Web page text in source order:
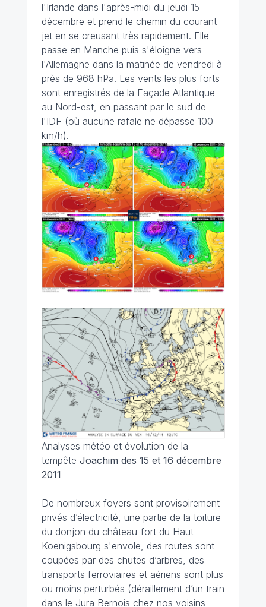
l'Irlande dans l'après-midi du jeudi 15
décembre et prend le chemin du courant
jet en se creusant très rapidement. Elle
passe en Manche puis s'éloigne vers
l'Allemagne dans la matinée de vendredi à
près de 968 hPa. Les vents les plus forts
sont enregistrés de la Façade Atlantique
au Nord-est, en passant par le sud de
l'IDF (où aucune rafale ne dépasse 100
km/h).
Analyses météo et évolution de la
tempête Joachim des 15 et 16 décembre
2011
De nombreux foyers sont provisoirement
privés d’électricité, une partie de la toiture
du donjon du château-fort du Haut-
Koenigsbourg s'envole, des routes sont
coupées par des chutes d’arbres, des
transports ferroviaires et aériens sont plus
ou moins perturbés (déraillement d’un train
dans le Jura Bernois chez nos voisins